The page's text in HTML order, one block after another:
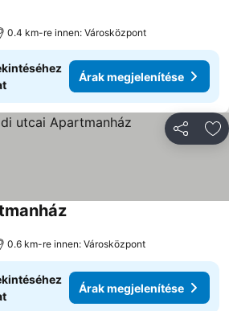
0.4 km-re innen: Városközpont
Árak megjelenítése
Árak megjelenítése
0.6 km-re innen: Városközpont
Árak megjelenítése